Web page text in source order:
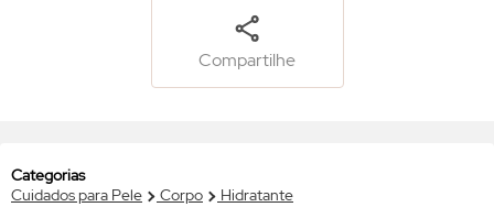
Compartilhe
Categorias
Cuidados para Pele
Corpo
Hidratante